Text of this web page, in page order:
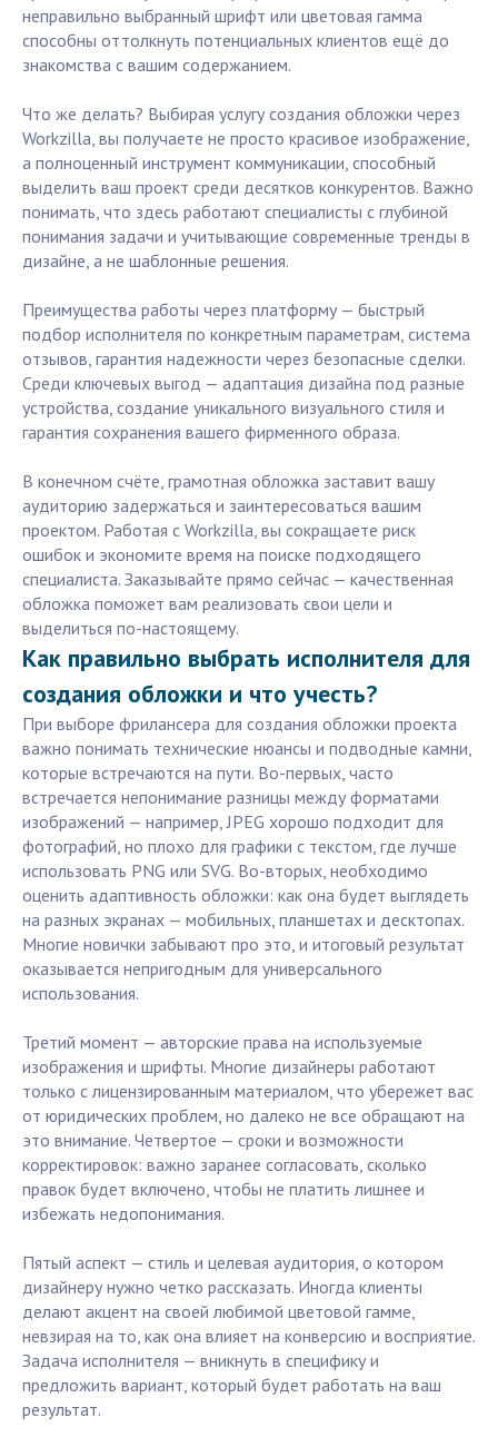
неправильно выбранный шрифт или цветовая гамма
способны оттолкнуть потенциальных клиентов ещё до
знакомства с вашим содержанием.
Что же делать? Выбирая услугу создания обложки через
Workzilla, вы получаете не просто красивое изображение,
а полноценный инструмент коммуникации, способный
выделить ваш проект среди десятков конкурентов. Важно
понимать, что здесь работают специалисты с глубиной
понимания задачи и учитывающие современные тренды в
дизайне, а не шаблонные решения.
Преимущества работы через платформу — быстрый
подбор исполнителя по конкретным параметрам, система
отзывов, гарантия надежности через безопасные сделки.
Среди ключевых выгод — адаптация дизайна под разные
устройства, создание уникального визуального стиля и
гарантия сохранения вашего фирменного образа.
В конечном счёте, грамотная обложка заставит вашу
аудиторию задержаться и заинтересоваться вашим
проектом. Работая с Workzilla, вы сокращаете риск
ошибок и экономите время на поиске подходящего
специалиста. Заказывайте прямо сейчас — качественная
обложка поможет вам реализовать свои цели и
выделиться по-настоящему.
Как правильно выбрать исполнителя для
создания обложки и что учесть?
При выборе фрилансера для создания обложки проекта
важно понимать технические нюансы и подводные камни,
которые встречаются на пути. Во-первых, часто
встречается непонимание разницы между форматами
изображений — например, JPEG хорошо подходит для
фотографий, но плохо для графики с текстом, где лучше
использовать PNG или SVG. Во-вторых, необходимо
оценить адаптивность обложки: как она будет выглядеть
на разных экранах — мобильных, планшетах и десктопах.
Многие новички забывают про это, и итоговый результат
оказывается непригодным для универсального
использования.
Третий момент — авторские права на используемые
изображения и шрифты. Многие дизайнеры работают
только с лицензированным материалом, что убережет вас
от юридических проблем, но далеко не все обращают на
это внимание. Четвертое — сроки и возможности
корректировок: важно заранее согласовать, сколько
правок будет включено, чтобы не платить лишнее и
избежать недопонимания.
Пятый аспект — стиль и целевая аудитория, о котором
дизайнеру нужно четко рассказать. Иногда клиенты
делают акцент на своей любимой цветовой гамме,
невзирая на то, как она влияет на конверсию и восприятие.
Задача исполнителя — вникнуть в специфику и
предложить вариант, который будет работать на ваш
результат.